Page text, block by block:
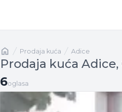
Naslovnaprodaja kuća Adice
Prodaja kuća
6 oglasa
6oglasa